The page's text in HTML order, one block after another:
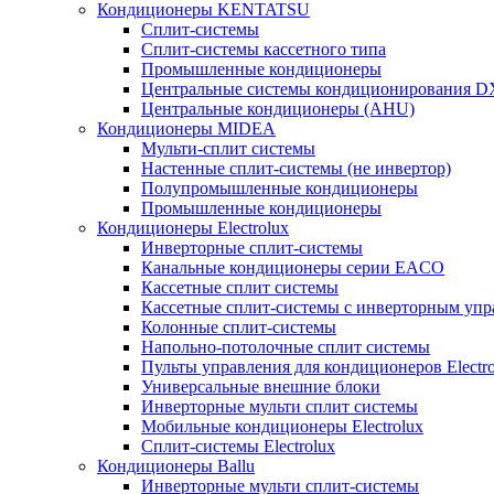
Кондиционеры KENTATSU
Сплит-системы
Сплит-системы кассетного типа
Промышленные кондиционеры
Центральные системы кондиционирования
Центральные кондиционеры (AHU)
Кондиционеры MIDEA
Мульти-сплит системы
Настенные сплит-системы (не инвертор)
Полупромышленные кондиционеры
Промышленные кондиционеры
Кондиционеры Electrolux
Инверторные сплит-системы
Канальные кондиционеры серии EACO
Кассетные сплит системы
Кассетные сплит-системы с инверторным
Колонные сплит-системы
Напольно-потолочные сплит системы
Пульты управления для кондиционеров
Универсальные внешние блоки
Инверторные мульти сплит системы
Мобильные кондиционеры Electrolux
Сплит-системы Electrolux
Кондиционеры Ballu
Инверторные мульти сплит-системы